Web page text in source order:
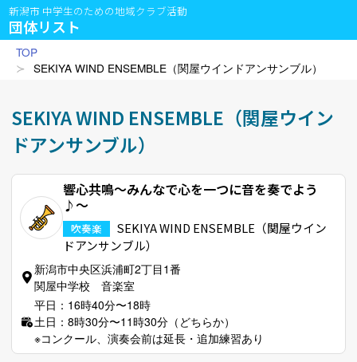
新潟市 中学生のための地域クラブ活動
団体リスト
TOP
SEKIYA WIND ENSEMBLE（関屋ウインドアンサンブル）
SEKIYA WIND ENSEMBLE（関屋ウイン
ドアンサンブル）
響心共鳴〜みんなで心を一つに音を奏でよう
♪〜
吹奏楽
SEKIYA WIND ENSEMBLE（関屋ウイン
ドアンサンブル）
新潟市中央区浜浦町2丁目1番
関屋中学校 音楽室
平日：16時40分〜18時
土日：8時30分〜11時30分（どちらか）
※コンクール、演奏会前は延長・追加練習あり